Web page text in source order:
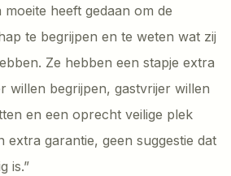
heeft gedaan om de
te begrijpen en te weten wat zij
Ze hebben een stapje extra
willen begrijpen, gastvrijer willen
en een oprecht veilige plek
extra garantie, geen suggestie dat
is.”